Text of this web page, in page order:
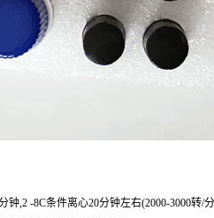
钟,2 -8C条件离心20分钟左右(2000-3000